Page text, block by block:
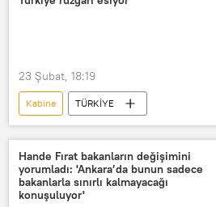
Yüksek Seçim Kurulu (YSK)
23 Şubat, 18:19
Kabine
TÜRKİYE
Recep Tayyip Erdoğan
AK Parti
AK Parti Genel Merkezi
Kabine Toplantısı
Kabine değişikliği
kabine listesi
Hande Fırat bakanların değişimini
yorumladı: 'Ankara’da bunun sadece
bakanlarla sınırlı kalmayacağı
konuşuluyor'